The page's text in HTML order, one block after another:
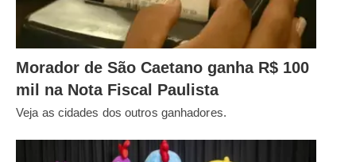
Morador de São Caetano ganha R$ 100
mil na Nota Fiscal Paulista
Veja as cidades dos outros ganhadores.